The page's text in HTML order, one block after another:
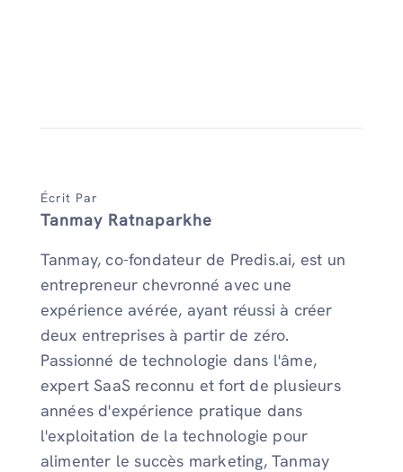
Écrit Par
Tanmay Ratnaparkhe
Tanmay, co-fondateur de Predis.ai, est un
entrepreneur chevronné avec une
expérience avérée, ayant réussi à créer
deux entreprises à partir de zéro.
Passionné de technologie dans l'âme,
expert SaaS reconnu et fort de plusieurs
années d'expérience pratique dans
l'exploitation de la technologie pour
alimenter le succès marketing, Tanmay